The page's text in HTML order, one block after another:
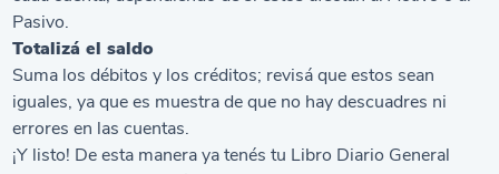
Pasivo.
Totalizá el saldo
Suma los débitos y los créditos; revisá que estos sean
iguales, ya que es muestra de que no hay descuadres ni
errores en las cuentas.
¡Y listo! De esta manera ya tenés tu Libro Diario General